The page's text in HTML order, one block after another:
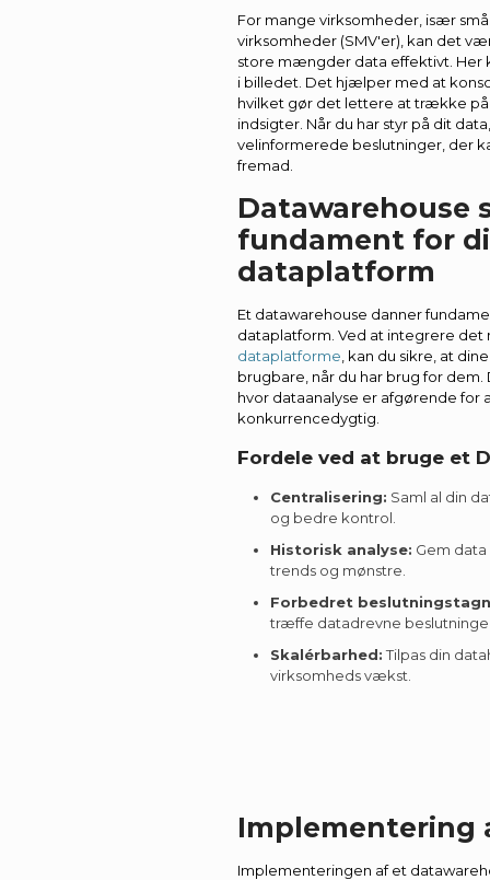
For mange virksomheder, især
virksomheder (SMV'er), kan det
store mængder data effektivt. Her
i billedet. Det hjælper med at
hvilket gør det lettere at trække
indsigter. Når du har styr på dit
velinformerede beslutninger, der
fremad.
Datawarehouse
fundament for
dataplatform
Et datawarehouse danner
dataplatform. Ved at integrere
dataplatforme , kan du sikre, at
brugbare, når du har brug for
hvor dataanalyse er afgørende for
konkurrencedygtig.
Fordele ved at bruge et
Centralisering: Saml al din
og bedre kontrol.
Historisk analyse: Gem data
trends og mønstre.
Forbedret
træffe datadrevne
Skalérbarhed:Tilpas din
virksomheds vækst.
Implementering
Implementeringen af et